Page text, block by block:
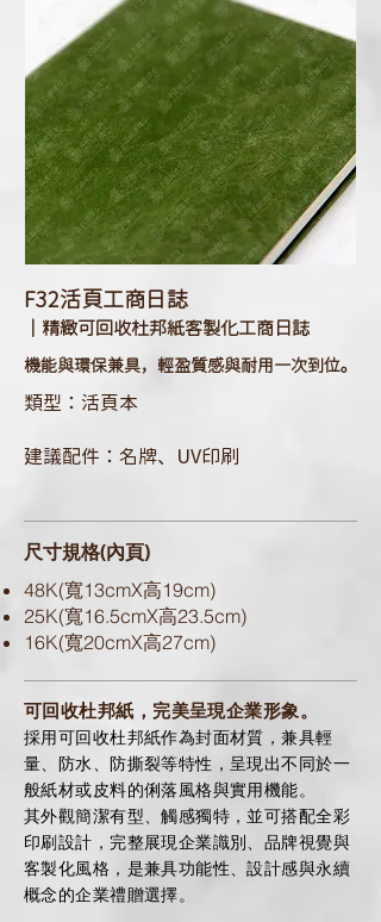
F32活頁工商日誌
｜精緻可回收杜邦紙客製化工商日誌
機能與環保兼具，輕盈質感與耐用一次到位。
類型：活頁本
建議配件：名牌、UV印刷
尺寸規格(內頁)
48K(寬13cmX高19cm)
25K(寬16.5cmX高23.5cm)
16K(寬20cmX高27cm)
可回收杜邦紙，完美呈現企業形象。
採用可回收杜邦紙作為封面材質，兼具輕
量、防水、防撕裂等特性，呈現出不同於一
般紙材或皮料的俐落風格與實用機能。
其外觀簡潔有型、觸感獨特，並可搭配全彩
印刷設計，完整展現企業識別、品牌視覺與
客製化風格，是兼具功能性、設計感與永續
概念的企業禮贈選擇。